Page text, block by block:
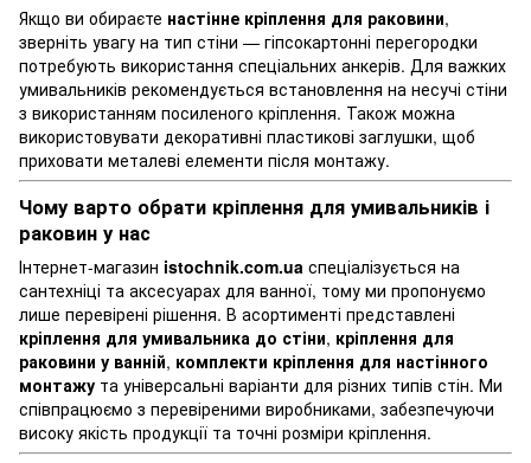
Якщо ви обираєте настінне кріплення для раковини,
зверніть увагу на тип стіни — гіпсокартонні перегородки
потребують використання спеціальних анкерів. Для важких
умивальників рекомендується встановлення на несучі стіни
з використанням посиленого кріплення. Також можна
використовувати декоративні пластикові заглушки, щоб
приховати металеві елементи після монтажу.
Чому варто обрати кріплення для умивальників і
раковин у нас
Інтернет-магазин istochnik.com.ua спеціалізується на
сантехніці та аксесуарах для ванної, тому ми пропонуємо
лише перевірені рішення. В асортименті представлені
кріплення для умивальника до стіни, кріплення для
раковини у ванній, комплекти кріплення для настінного
монтажу та універсальні варіанти для різних типів стін. Ми
співпрацюємо з перевіреними виробниками, забезпечуючи
високу якість продукції та точні розміри кріплення.